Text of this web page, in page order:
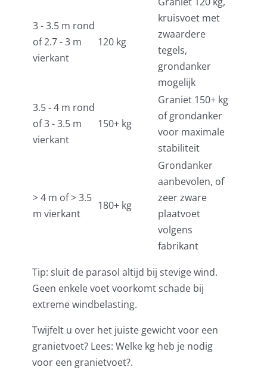
3 - 3.5 m rond
of 2.7 - 3 m
vierkant
120 kg
kruisvoet met
zwaardere
tegels,
grondanker
mogelijk
3.5 - 4 m rond
of 3 - 3.5 m
vierkant
150+ kg
Graniet 150+ kg
of grondanker
voor maximale
stabiliteit
> 4 m of > 3.5
m vierkant
180+ kg
Grondanker
aanbevolen, of
zeer zware
plaatvoet
volgens
fabrikant
Tip: sluit de parasol altijd bij stevige wind.
Geen enkele voet voorkomt schade bij
extreme windbelasting.
Twijfelt u over het juiste gewicht voor een
granietvoet? Lees: Welke kg heb je nodig
voor een granietvoet?.